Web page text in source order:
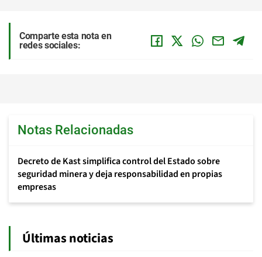
Comparte esta nota en
redes sociales:
Notas Relacionadas
Decreto de Kast simplifica control del Estado sobre
seguridad minera y deja responsabilidad en propias
empresas
Últimas noticias